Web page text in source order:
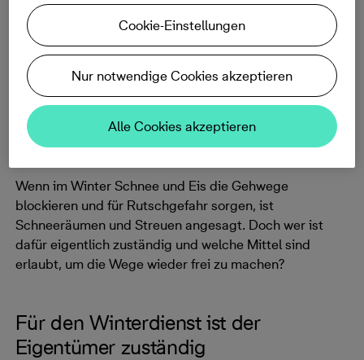
Winterdienst
Wer ist für den Winterdienst vor Ihrem Haus
zuständig? Hier erhalten Sie Informationen zum
Schneeräumen und Streuen im Winter.
Wenn im Winter Schnee und Eis die Gehwege
blockieren und für Rutschgefahr sorgen, ist
Schneeräumen und Streuen angesagt. Doch wer ist
dafür eigentlich zuständig und welche Mittel sind
erlaubt, um die Wege wieder frei zu machen?
Für den Winterdienst ist der
Eigentümer zuständig
Cookie-Einstellungen
Nur notwendige Cookies akzeptieren
Alle Cookies akzeptieren